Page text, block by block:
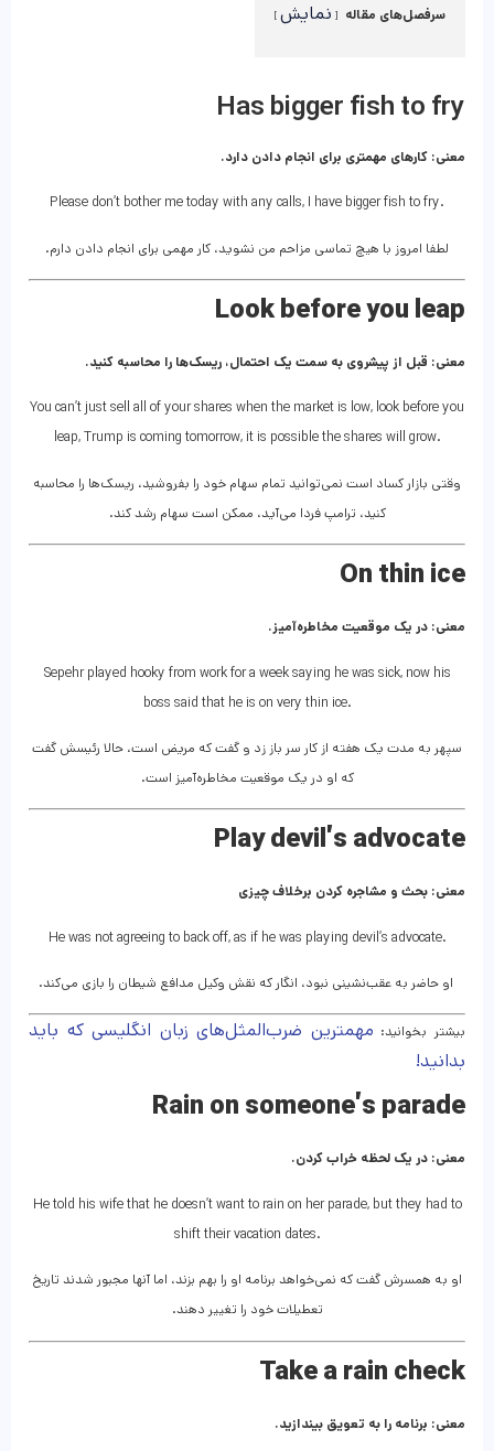
سرفصل‌های مقاله نمایش
Has bigger fish to fry
معنی: کارهای مهمتری برای انجام دادن دارد.
Please don’t bother me today with any calls, I have bigger fish to fry.
لطفا امروز با هیچ تماسی مزاحم من نشوید، کار مهمی برای انجام دادن دارم.
Look before you leap
معنی: قبل از پیشروی به سمت یک احتمال، ریسک‌ها را محاسبه کنید.
You can’t just sell all of your shares when the market is low, look before you
leap, Trump is coming tomorrow, it is possible the shares will grow.
وقتی بازار کساد است نمی‌توانید تمام سهام خود را بفروشید، ریسک‌ها را محاسبه
کنید، ترامپ فردا می‌آید، ممکن است سهام رشد کند.
On thin ice
معنی: در یک موقعیت مخاطره‌آمیز.
Sepehr played hooky from work for a week saying he was sick, now his
boss said that he is on very thin ice.
سپهر به مدت یک هفته از کار سر باز زد و گفت که مریض است، حالا رئیسش گفت
که او در یک موقعیت مخاطره‌آمیز است.
Play devil’s advocate
معنی: بحث و مشاجره کردن برخلاف چیزی
He was not agreeing to back off, as if he was playing devil’s advocate.
او حاضر به عقب‌نشینی نبود، انگار که نقش وکیل مدافع شیطان را بازی می‌کند.
بیشتر بخوانید: مهمترین ضرب‌المثل‌های زبان انگلیسی که باید
بدانید!
Rain on someone’s parade
معنی: در یک لحظه خراب کردن.
He told his wife that he doesn’t want to rain on her parade, but they had to
shift their vacation dates.
او به همسرش گفت که نمی‌خواهد برنامه او را بهم بزند، اما آنها مجبور شدند تاریخ
تعطیلات خود را تغییر دهند.
Take a rain check
معنی: برنامه را به تعویق بیندازید.